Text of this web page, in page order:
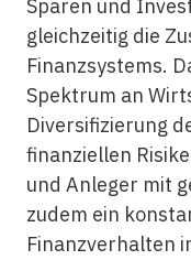
Sparen und
gleichzeitig die
Finanzsystems.
Spektrum an
Diversifizierung
finanziellen
und Anleger mit
zudem ein
Finanzverhalten